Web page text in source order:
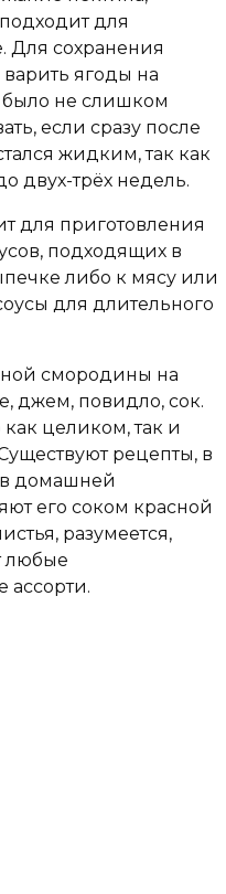
для
Для сохранения
ягоды на
было не слишком
если сразу после
жидким, так как
двух-трёх недель.
для приготовления
подходящих в
либо к мясу или
для длительного
смородины на
джем, повидло, сок.
целиком, так и
рецепты, в
в домашней
его соком красной
разумеется,
любые